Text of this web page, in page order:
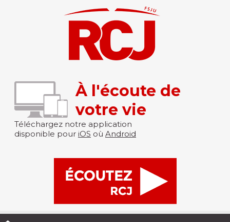
À l'écoute de
votre vie
Téléchargez notre application
disponible pour iOS où Android